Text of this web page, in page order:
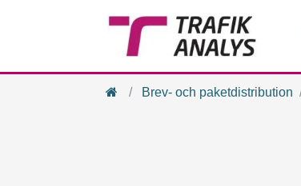
HemBrev- och paketdistribution